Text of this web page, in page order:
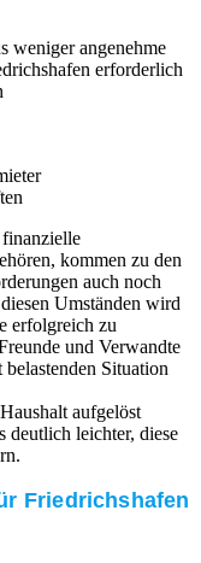
weniger angenehme
erforderlich
finanzielle
kommen zu den
auch noch
Umständen wird
erfolgreich zu
und Verwandte
belastenden Situation
aufgelöst
deutlich leichter, diese
Friedrichshafen